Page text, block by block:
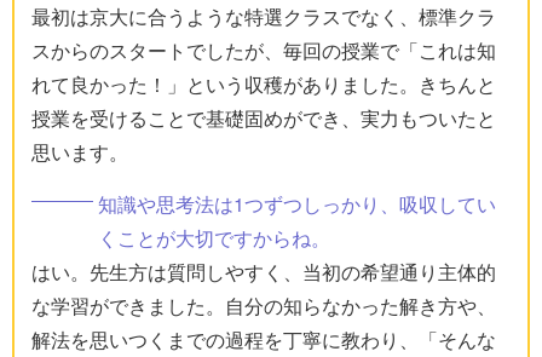
最初は京大に合うような特選クラスでなく、標準クラ
スからのスタートでしたが、毎回の授業で「これは知
れて良かった！」という収穫がありました。きちんと
授業を受けることで基礎固めができ、実力もついたと
思います。
知識や思考法は1つずつしっかり、吸収してい
くことが大切ですからね。
はい。先生方は質問しやすく、当初の希望通り主体的
な学習ができました。自分の知らなかった解き方や、
解法を思いつくまでの過程を丁寧に教わり、「そんな